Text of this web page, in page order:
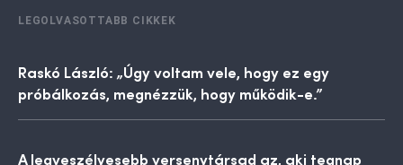
LEGOLVASOTTABB CIKKEK
Raskó László: „Úgy voltam vele, hogy ez egy
próbálkozás, megnézzük, hogy működik-e.”
A legveszélyesebb versenytársad az, aki tegnap